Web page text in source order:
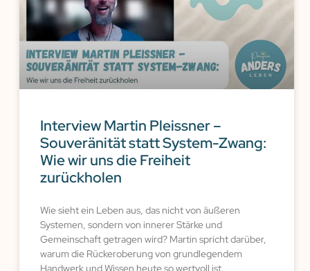
Interview Martin Pleissner –
Souveränität statt System-Zwang:
Wie wir uns die Freiheit
zurückholen
Wie sieht ein Leben aus, das nicht von äußeren
Systemen, sondern von innerer Stärke und
Gemeinschaft getragen wird? Martin spricht darüber,
warum die Rückeroberung von grundlegendem
Handwerk und Wissen heute so wertvoll ist.